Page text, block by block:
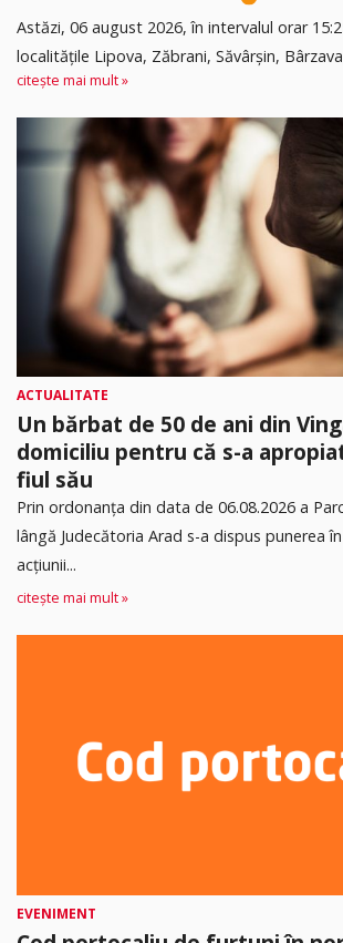
Astăzi, 06 august 2026, în intervalul orar
localitățile Lipova, Zăbrani, Săvârșin,
citește mai mult »
ACTUALITATE
Un bărbat de 50 de ani din
domiciliu pentru că s-a
fiul său
Prin ordonanța din data de 06.08.2026 a
lângă Judecătoria Arad s-a dispus punerea
acţiunii...
citește mai mult »
EVENIMENT